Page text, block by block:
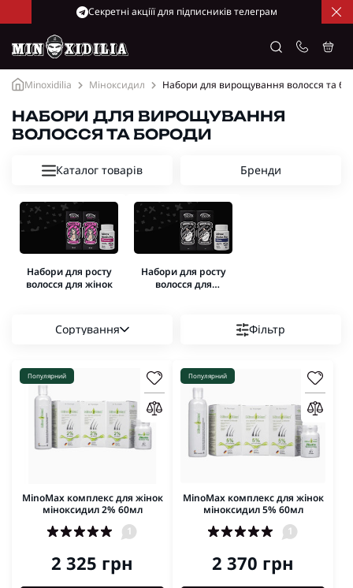
Cекретні акціїї для підписників телеграм
Minoxidilia Міноксидил Набори для вирощування волосся та
НАБОРИ ДЛЯ ВИРОЩУВАННЯ
ВОЛОССЯ ТА БОРОДИ
Каталог товарів Бренди
Набори для росту
волосся для жінок
Набори для росту
волосся для
Сортування Фільтр
Популярний
MinoMax комплекс для жінок
міноксидил 2% 60мл
1
2 325 грн
Популярний
MinoMax комплекс для жінок
міноксидил 5% 60мл
1
2 370 грн